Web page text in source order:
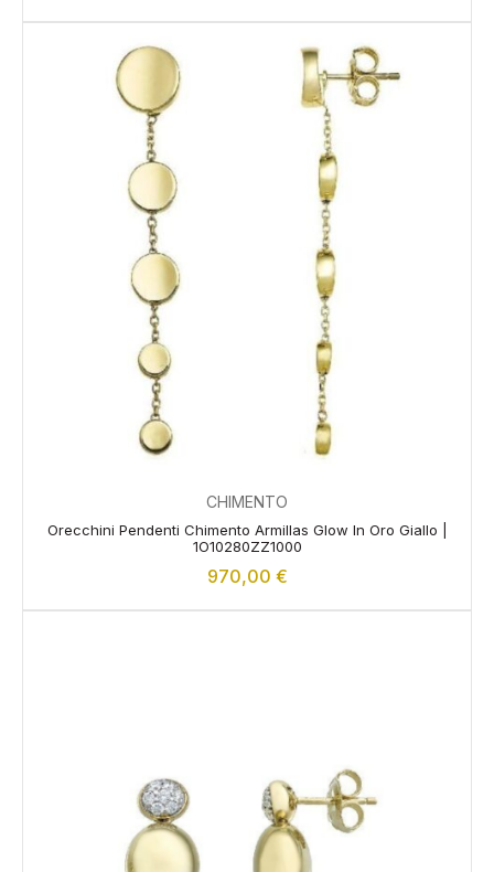
CHIMENTO
Orecchini Pendenti Chimento Armillas Glow In Oro Giallo |
1O10280ZZ1000
970,00 €